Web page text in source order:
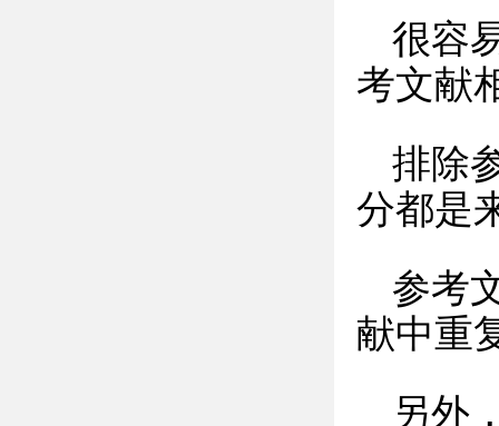
很容
考文献
排除
分都是
参考
献中重
另外